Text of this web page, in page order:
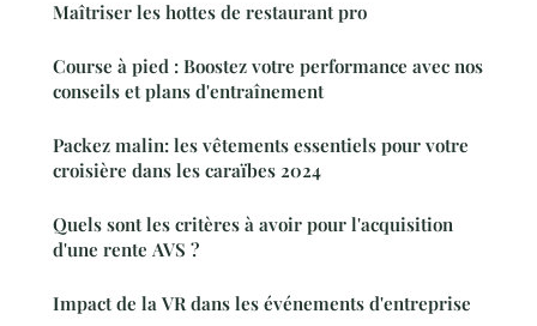
Maîtriser les hottes de restaurant pro
Course à pied : Boostez votre performance avec nos
conseils et plans d'entraînement
Packez malin: les vêtements essentiels pour votre
croisière dans les caraïbes 2024
Quels sont les critères à avoir pour l'acquisition
d'une rente AVS ?
Impact de la VR dans les événements d'entreprise